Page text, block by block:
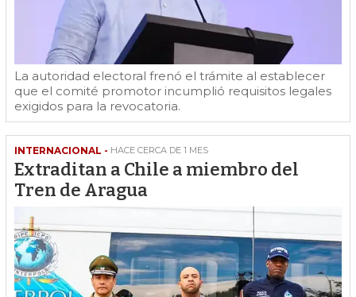
La autoridad electoral frenó el trámite al establecer
que el comité promotor incumplió requisitos legales
exigidos para la revocatoria.
INTERNACIONAL - HACE CERCA DE 1 MES
Extraditan a Chile a miembro del
Tren de Aragua